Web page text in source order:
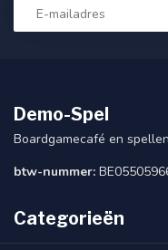
Demo-Spel
Boardgamecafé en
btw-nummer:
Categorieën